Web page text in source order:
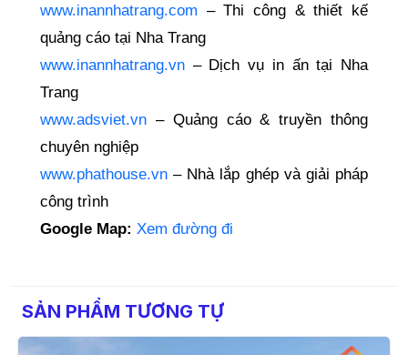
www.inannhatrang.com – Thi công & thiết kế
quảng cáo tại Nha Trang
www.inannhatrang.vn – Dịch vụ in ấn tại Nha
Trang
www.adsviet.vn – Quảng cáo & truyền thông
chuyên nghiệp
www.phathouse.vn – Nhà lắp ghép và giải pháp
công trình
Google Map: Xem đường đi
SẢN PHẨM TƯƠNG TỰ